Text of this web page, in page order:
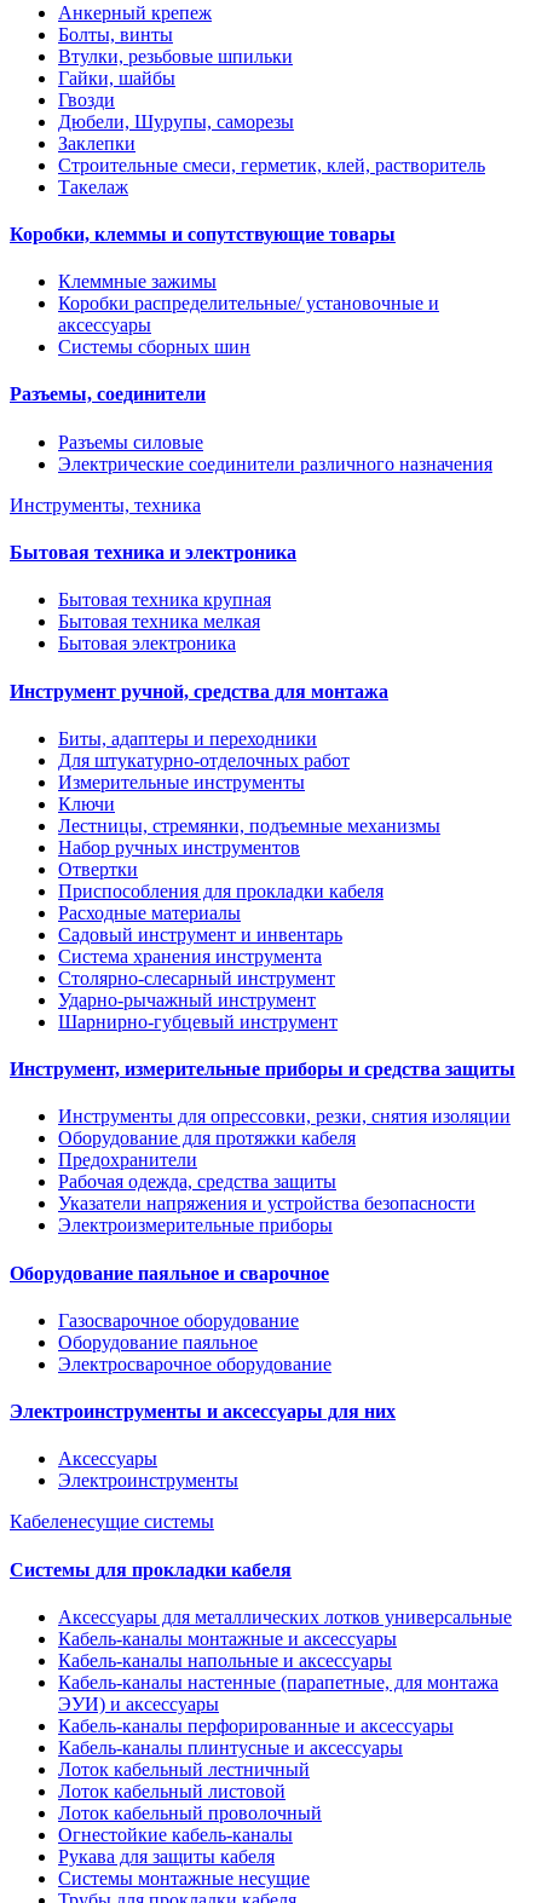
Анкерный крепеж
Болты, винты
Втулки, резьбовые шпильки
Гайки, шайбы
Гвозди
Дюбели, Шурупы, саморезы
Заклепки
Строительные смеси, герметик, клей, растворитель
Такелаж
Коробки, клеммы и сопутствующие товары
Клеммные зажимы
Коробки распределительные/ установочные и
аксессуары
Системы сборных шин
Разъемы, соединители
Разъемы силовые
Электрические соединители различного назначения
Инструменты, техника
Бытовая техника и электроника
Бытовая техника крупная
Бытовая техника мелкая
Бытовая электроника
Инструмент ручной, средства для монтажа
Биты, адаптеры и переходники
Для штукатурно-отделочных работ
Измерительные инструменты
Ключи
Лестницы, стремянки, подъемные механизмы
Набор ручных инструментов
Отвертки
Приспособления для прокладки кабеля
Расходные материалы
Садовый инструмент и инвентарь
Система хранения инструмента
Столярно-слесарный инструмент
Ударно-рычажный инструмент
Шарнирно-губцевый инструмент
Инструмент, измерительные приборы и средства защиты
Инструменты для опрессовки, резки, снятия изоляции
Оборудование для протяжки кабеля
Предохранители
Рабочая одежда, средства защиты
Указатели напряжения и устройства безопасности
Электроизмерительные приборы
Оборудование паяльное и сварочное
Газосварочное оборудование
Оборудование паяльное
Электросварочное оборудование
Электроинструменты и аксессуары для них
Аксессуары
Электроинструменты
Кабеленесущие системы
Системы для прокладки кабеля
Аксессуары для металлических лотков универсальные
Кабель-каналы монтажные и аксессуары
Кабель-каналы напольные и аксессуары
Кабель-каналы настенные (парапетные, для монтажа
ЭУИ) и аксессуары
Кабель-каналы перфорированные и аксессуары
Кабель-каналы плинтусные и аксессуары
Лоток кабельный лестничный
Лоток кабельный листовой
Лоток кабельный проволочный
Огнестойкие кабель-каналы
Рукава для защиты кабеля
Системы монтажные несущие